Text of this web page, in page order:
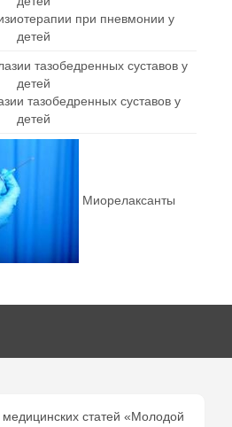
при пневмонии у
детей
тазобедренных суставов у
детей
Миорелаксанты
статей «Молодой